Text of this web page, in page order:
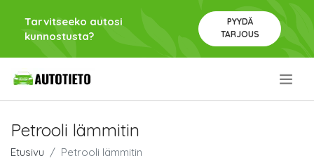
Tarvitseeko autosi
kunnostusta?
PYYDÄ
TARJOUS
Petrooli lämmitin
Etusivu Petrooli lämmitin